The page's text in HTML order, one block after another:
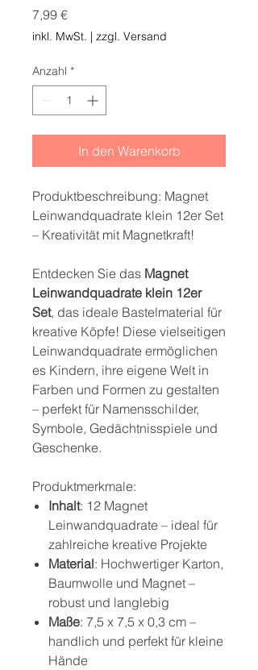
7,99 €Preis
inkl. MwSt. | zzgl. Versand
Anzahl *
In den Warenkorb
Produktbeschreibung: Magnet
Leinwandquadrate klein 12er Set
– Kreativität mit Magnetkraft!
Entdecken Sie das Magnet
Leinwandquadrate klein 12er
Set, das ideale Bastelmaterial für
kreative Köpfe! Diese vielseitigen
Leinwandquadrate ermöglichen
es Kindern, ihre eigene Welt in
Farben und Formen zu gestalten
– perfekt für Namensschilder,
Symbole, Gedächtnisspiele und
Geschenke.
Produktmerkmale:
Inhalt: 12 Magnet
Leinwandquadrate – ideal für
zahlreiche kreative Projekte
Material: Hochwertiger Karton,
Baumwolle und Magnet –
robust und langlebig
Maße: 7,5 x 7,5 x 0,3 cm –
handlich und perfekt für kleine
Hände